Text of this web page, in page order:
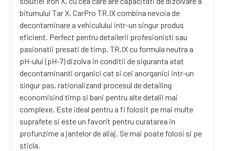
bitumului Tar X, CarPro TR.IX combina nevoia de
decontaminare a vehiculului intr-un singur produs
eficient. Perfect pentru detailerii profesionisti sau
pasionatii presati de timp, TR.IX cu formula neutra a
pH-ului (pH-7) dizolva in conditii de siguranta atat
decontaminanti organici cat si cei anorganici intr-un
singur pas, rationalizand procesul de detailing
economisind timp si bani pentru alte detalii mai
complexe. Este ideal pentru a fi folosit pe mai multe
suprafete si este un favorit pentru curatarea in
profunzime a jantelor de aliaj. Se mai poate folosi si pe
sticla.